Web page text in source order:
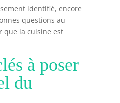
identifié, encore
questions au
que la cuisine est
à poser
du